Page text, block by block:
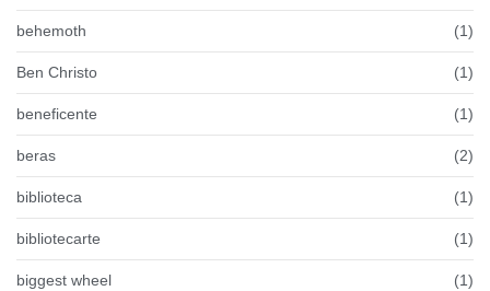
behemoth (1)
Ben Christo (1)
beneficente (1)
beras (2)
biblioteca (1)
bibliotecarte (1)
biggest wheel (1)